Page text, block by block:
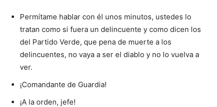
Permítame hablar con él unos minutos, ustedes lo
tratan como si fuera un delincuente y como dicen los
del Partido Verde, que pena de muerte a los
delincuentes, no vaya a ser el diablo y no lo vuelva a
ver.
¡Comandante de Guardia!
¡A la orden, jefe!